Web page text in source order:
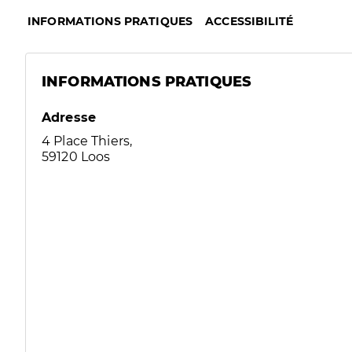
INFORMATIONS PRATIQUES ACCESSIBILITÉ
INFORMATIONS PRATIQUES
Adresse
4 Place Thiers,
59120 Loos